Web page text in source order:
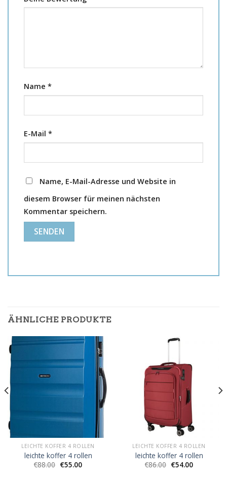
Name *
E-Mail *
Name, E-Mail-Adresse und Website in
diesem Browser für meinen nächsten
Kommentar speichern.
ÄHNLICHE PRODUKTE
LEICHTE KOFFER 4 ROLLEN
leichte koffer 4 rollen
€88.00 €55.00
LEICHTE KOFFER 4 ROLLEN
leichte koffer 4 rollen
€86.00 €54.00